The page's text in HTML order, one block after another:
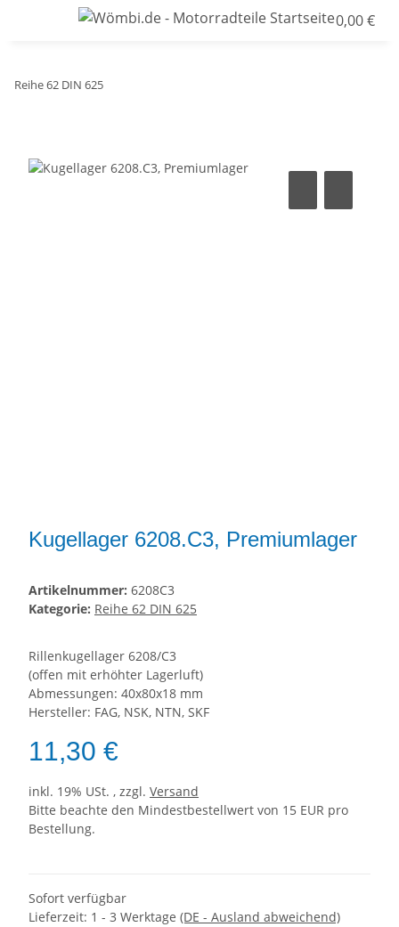
0,00 €
Reihe 62 DIN 625
Kugellager 6208.C3, Premiumlager
Artikelnummer: 6208C3
Kategorie: Reihe 62 DIN 625
Rillenkugellager 6208/C3
(offen mit erhöhter Lagerluft)
Abmessungen: 40x80x18 mm
Hersteller: FAG, NSK, NTN, SKF
11,30 €
inkl. 19% USt. , zzgl. Versand
Bitte beachte den Mindestbestellwert von 15 EUR pro
Bestellung.
Sofort verfügbar
Lieferzeit: 1 - 3 Werktage (DE - Ausland abweichend)